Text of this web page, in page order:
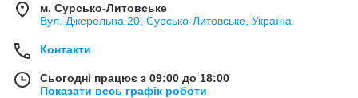
м. Сурсько-Литовське
Вул. Джерельна 20, Сурсько-Литовське, Україна
Контакти
Сьогодні працює з 09:00 до 18:00
Показати весь графік роботи